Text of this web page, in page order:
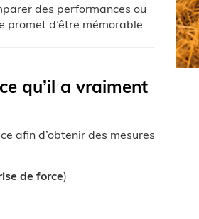
des performances ou
d’être mémorable.
qu’il a vraiment
afin d’obtenir des mesures
de force)